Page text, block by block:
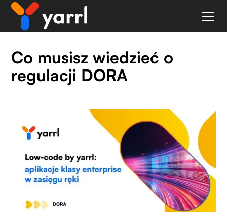
Co musisz wiedzieć o
regulacji DORA